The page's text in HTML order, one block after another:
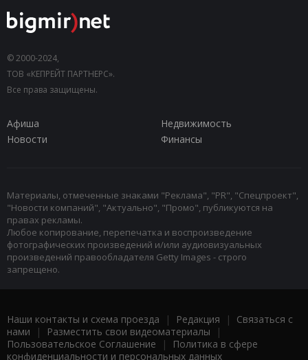
© 2000-2024,
ТОВ «КЕПРЕЙТ ПАРТНЕРС».
Все права защищены.
Афиша
Недвижимость
Новости
Финансы
Материалы, отмеченные знаками "Реклама", "PR", "Спецпроект",
"Новости компаний", "Актуально", "Промо", публикуются на
правах рекламы.
Любое копирование, перепечатка и воспроизведение
фотографических произведений и/или аудиовизуальных
произведений правообладателя Getty Images - строго
запрещено.
Наши контакты и схема проезда | Редакция | Связаться с
нами | Разместить свои видеоматериалы |
Пользовательское Соглашение |
Политика в сфере
конфиденциальности и персональных данных